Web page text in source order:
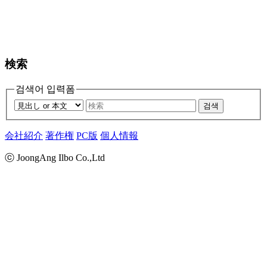
検索
검색어 입력폼
검색
会社紹介 著作権 PC版 個人情報
ⓒ JoongAng Ilbo Co.,Ltd